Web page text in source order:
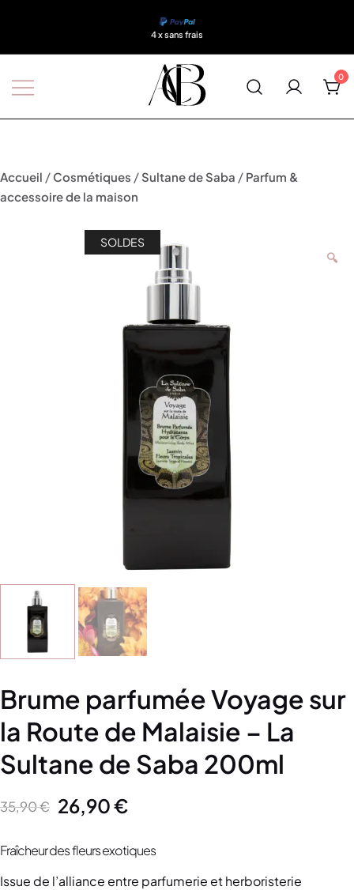
4 x sans frais
0
Accueil /Cosmétiques /Sultane de Saba / Parfum &
accessoire de la maison
SOLDES
🔍
Brume parfumée Voyage sur
la Route de Malaisie – La
Sultane de Saba 200ml
35,90€ 26,90€
Fraîcheur des fleurs exotiques
Issue de l’alliance entre parfumerie et herboristerie